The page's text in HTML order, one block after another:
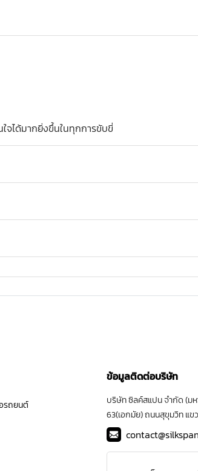
จได้มากยิ่งขึ้นในทุกการขับขี่
งเสียเวลามารอช่วงเวลาโปรโมชัน
ะนานสูงสุด 10 เดือน ก็จะยิ่งทำให้คุณลดภาระค่าใ
รถยนต์
ข้อมูลติดต่อบริษัท
บริษัท ซิลค์สแปน จำกัด (มห
63(เอกมัย) ถนนสุขุมวิท แข